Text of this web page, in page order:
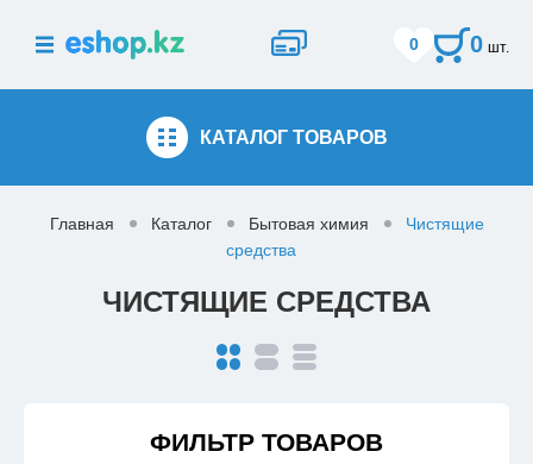
0 0 шт.
КАТАЛОГ ТОВАРОВ
Главная Каталог Бытовая химия
Чистящие
средства
ЧИСТЯЩИЕ СРЕДСТВА
ФИЛЬТР ТОВАРОВ